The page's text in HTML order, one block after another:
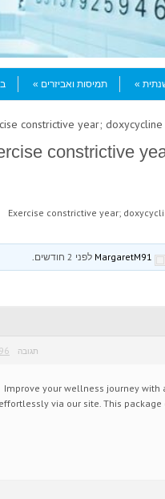
תמיסות ואביזרים
constrictive year;
constrictive
Exercise constrictive year;
לפני 2 חודשים
תגובה
Improve your wellness journey with
effortlessly via our site. This